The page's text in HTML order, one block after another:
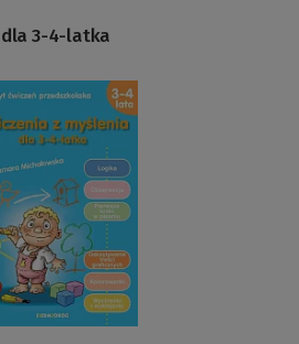
dla 3-4-latka